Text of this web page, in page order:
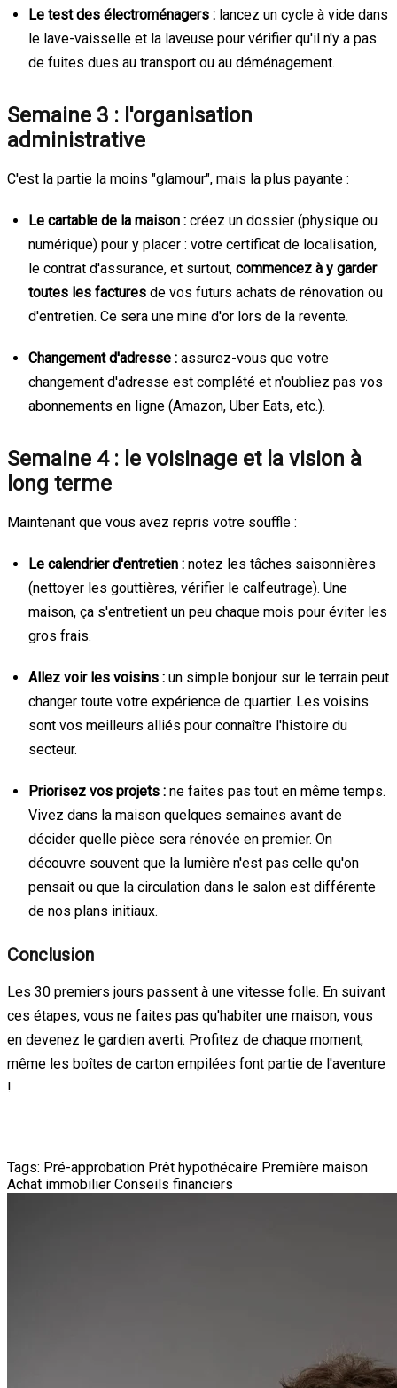
Le test des électroménagers : lancez un cycle à vide dans
le lave-vaisselle et la laveuse pour vérifier qu'il n'y a pas
de fuites dues au transport ou au déménagement.
Semaine 3 : l'organisation
administrative
C'est la partie la moins "glamour", mais la plus payante :
Le cartable de la maison : créez un dossier (physique ou
numérique) pour y placer : votre certificat de localisation,
le contrat d'assurance, et surtout, commencez à y garder
toutes les factures de vos futurs achats de rénovation ou
d'entretien. Ce sera une mine d'or lors de la revente.
Changement d'adresse : assurez-vous que votre
changement d'adresse est complété et n'oubliez pas vos
abonnements en ligne (Amazon, Uber Eats, etc.).
Semaine 4 : le voisinage et la vision à
long terme
Maintenant que vous avez repris votre souffle :
Le calendrier d'entretien : notez les tâches saisonnières
(nettoyer les gouttières, vérifier le calfeutrage). Une
maison, ça s'entretient un peu chaque mois pour éviter les
gros frais.
Allez voir les voisins : un simple bonjour sur le terrain peut
changer toute votre expérience de quartier. Les voisins
sont vos meilleurs alliés pour connaître l'histoire du
secteur.
Priorisez vos projets : ne faites pas tout en même temps.
Vivez dans la maison quelques semaines avant de
décider quelle pièce sera rénovée en premier. On
découvre souvent que la lumière n'est pas celle qu'on
pensait ou que la circulation dans le salon est différente
de nos plans initiaux.
Conclusion
Les 30 premiers jours passent à une vitesse folle. En suivant
ces étapes, vous ne faites pas qu'habiter une maison, vous
en devenez le gardien averti. Profitez de chaque moment,
même les boîtes de carton empilées font partie de l'aventure
!
Tags: Pré-approbation Prêt hypothécaire Première maison
Achat immobilier Conseils financiers